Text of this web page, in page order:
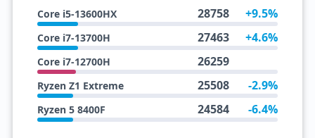
Core i5-13600HX 28758 +9.5%
Core i7-13700H 27463 +4.6%
Core i7-12700H 26259
Ryzen Z1 Extreme 25508 -2.9%
Ryzen 5 8400F 24584 -6.4%